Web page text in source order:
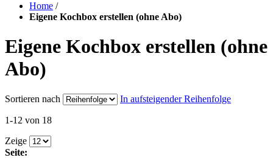
Home /
Eigene Kochbox erstellen (ohne Abo)
Eigene Kochbox erstellen (ohne
Abo)
Sortieren nach In aufsteigender Reihenfolge
1-12 von 18
Zeige
Seite: